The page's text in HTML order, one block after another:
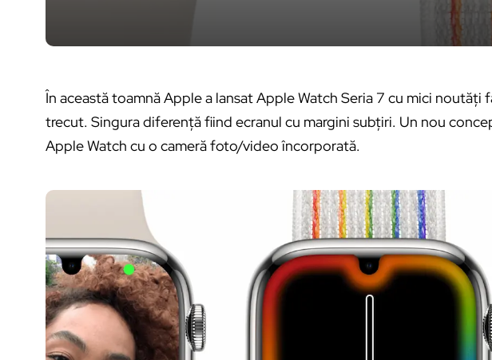
În această toamnă Apple a lansat Apple Watch Seria 7 cu mici noutăți
trecut. Singura diferență fiind ecranul cu margini subțiri. Un nou
Apple Watch cu o cameră foto/video încorporată.